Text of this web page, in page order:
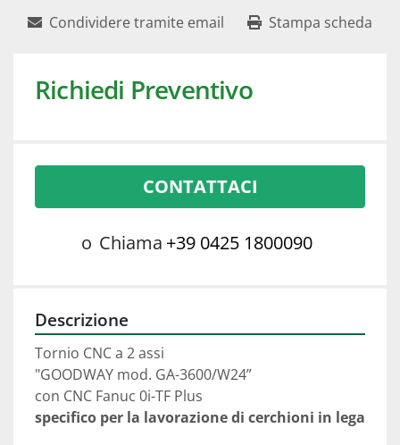
Condividere tramite email Stampa scheda
Richiedi Preventivo
CONTATTACI
o Chiama +39 0425 1800090
Descrizione
Tornio CNC a 2 assi
"GOODWAY mod. GA-3600/W24”
con CNC Fanuc 0i-TF Plus
specifico per la lavorazione di cerchioni in lega